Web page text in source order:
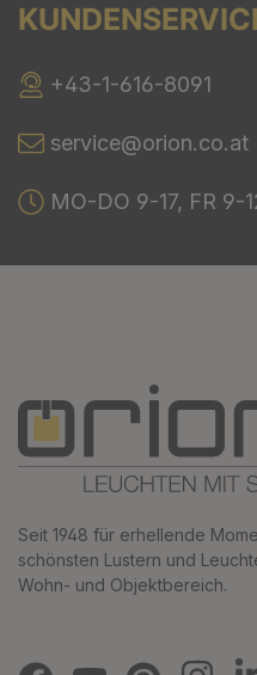
+43-1-616-8091
service@orion.co.at
MO-DO 9-17, FR 9-
Seit 1948 für erhellende
schönsten Lustern und
Wohn- und Objektbereich.